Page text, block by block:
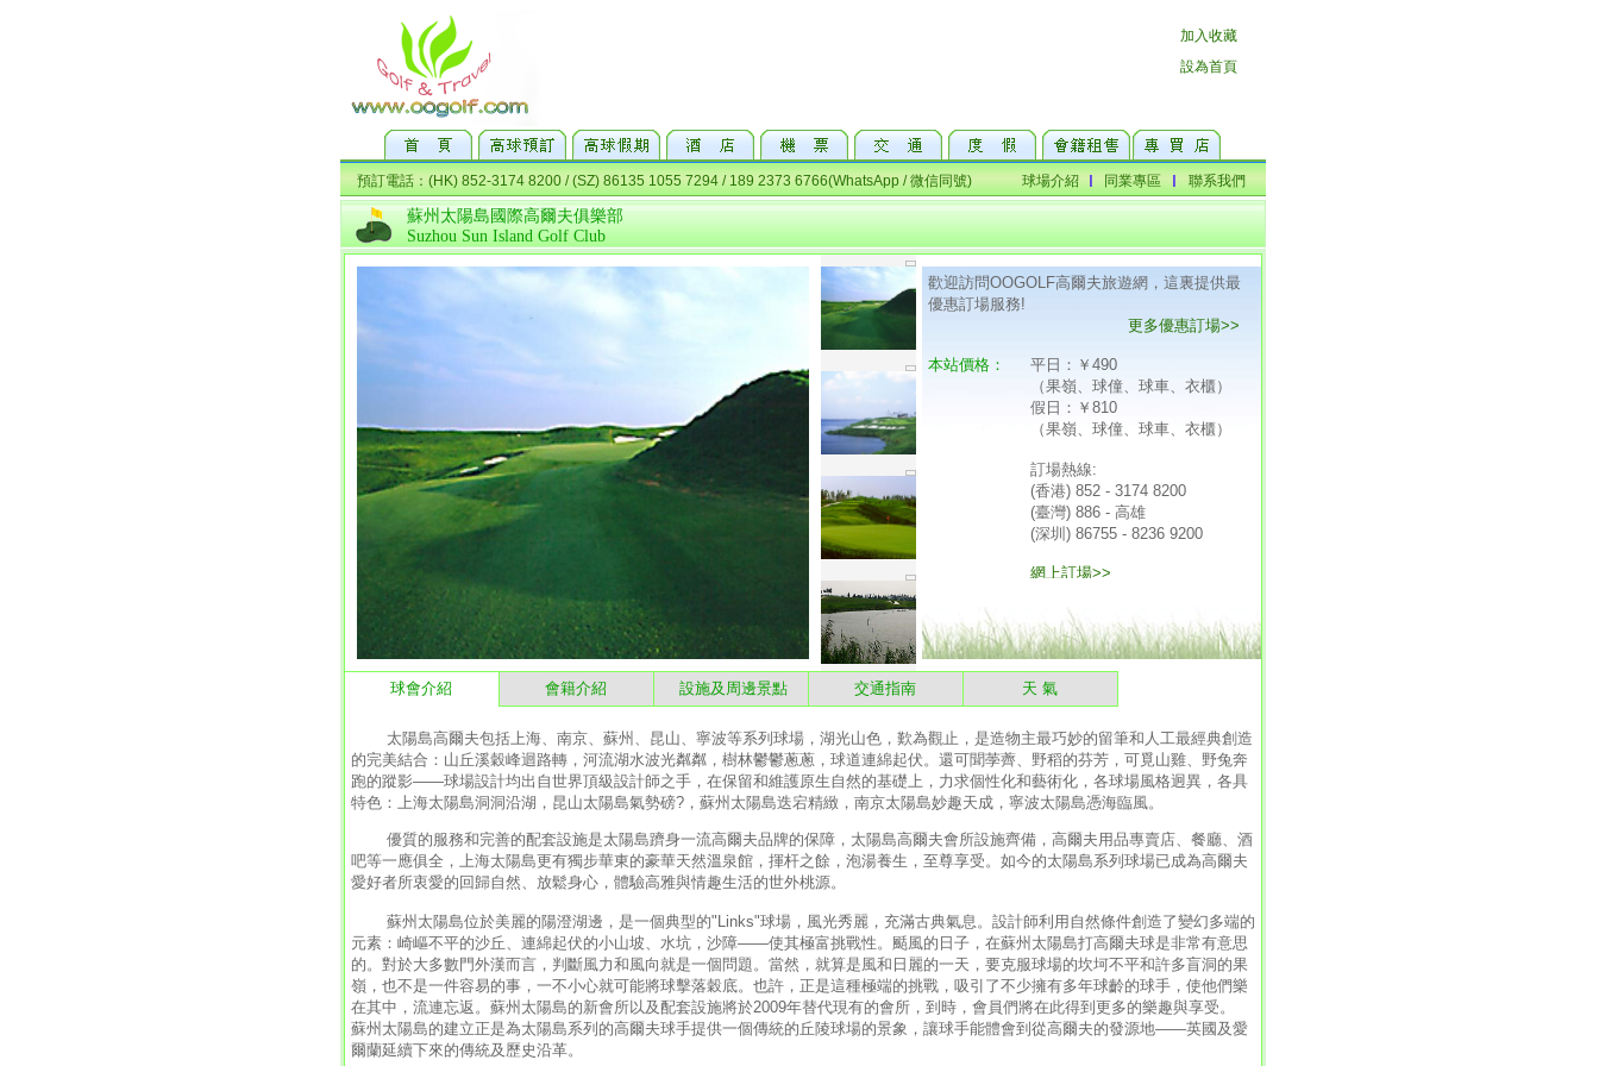
蘇州太陽島國際高爾夫俱樂部
Suzhou Sun Island Golf Club
歡迎訪問OOGOLF高爾夫旅遊網，這裏提供最
優惠訂場服務!
更多優惠訂場>>
本站價格：
平日：￥490
（果嶺、球僮、球車、衣櫃）
假日：￥810
（果嶺、球僮、球車、衣櫃）
球會介紹 會籍介紹 設施及周邊景點 交通指南 天 氣
太陽島高爾夫包括上海、南京、蘇州、昆山、寧波等系列球場，湖光山色，歎為觀止，是造物主最巧妙的留筆和人工最經典創造
的完美結合：山丘溪穀峰迴路轉，河流湖水波光粼粼，樹林鬱鬱蔥蔥，球道連綿起伏。還可聞荸薺、野稻的芬芳，可覓山雞、野兔奔
跑的蹤影——球場設計均出自世界頂級設計師之手，在保留和維護原生自然的基礎上，力求個性化和藝術化，各球場風格迥異，各具
特色：上海太陽島洞洞沿湖，昆山太陽島氣勢磅?，蘇州太陽島迭宕精緻，南京太陽島妙趣天成，寧波太陽島憑海臨風。
優質的服務和完善的配套設施是太陽島躋身一流高爾夫品牌的保障，太陽島高爾夫會所設施齊備，高爾夫用品專賣店、餐廳、酒
吧等一應俱全，上海太陽島更有獨步華東的豪華天然溫泉館，揮杆之餘，泡湯養生，至尊享受。如今的太陽島系列球場已成為高爾夫
愛好者所衷愛的回歸自然、放鬆身心，體驗高雅與情趣生活的世外桃源。
蘇州太陽島位於美麗的陽澄湖邊，是一個典型的"Links"球場，風光秀麗，充滿古典氣息。設計師利用自然條件創造了變幻多端的
元素：崎嶇不平的沙丘、連綿起伏的小山坡、水坑，沙障——使其極富挑戰性。颳風的日子，在蘇州太陽島打高爾夫球是非常有意思
的。對於大多數門外漢而言，判斷風力和風向就是一個問題。當然，就算是風和日麗的一天，要克服球場的坎坷不平和許多盲洞的果
嶺，也不是一件容易的事，一不小心就可能將球擊落穀底。也許，正是這種極端的挑戰，吸引了不少擁有多年球齡的球手，使他們樂
在其中，流連忘返。蘇州太陽島的新會所以及配套設施將於2009年替代現有的會所，到時，會員們將在此得到更多的樂趣與享受。
蘇州太陽島的建立正是為太陽島系列的高爾夫球手提供一個傳統的丘陵球場的景象，讓球手能體會到從高爾夫的發源地——英國及愛
爾蘭延續下來的傳統及歷史沿革。